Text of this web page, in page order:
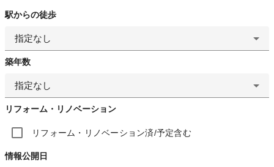
駅からの徒歩
指定なし
築年数
指定なし
リフォーム・リノベーション
リフォーム・リノベーション済/予定含む
情報公開日